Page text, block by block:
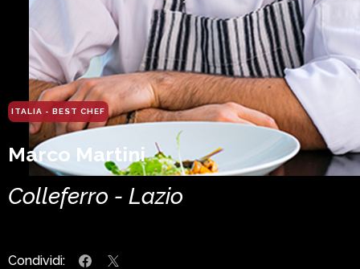
ITALIA - BEST CHEF
Marco Martini
Colleferro - Lazio
Condividi: